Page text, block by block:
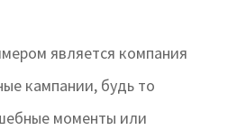
является компания
кампании, будь то
моменты или